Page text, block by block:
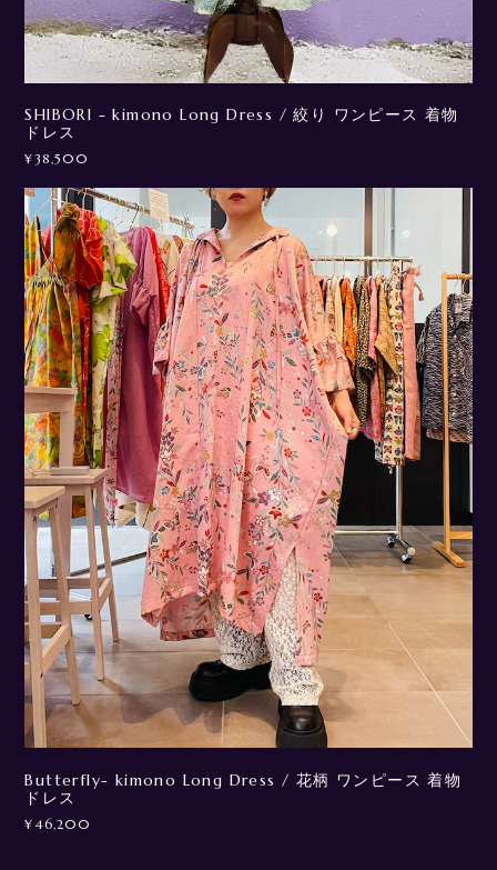
SHIBORI - kimono Long Dress / 絞り ワンピース 着物
ドレス
¥38,500
Butterfly- kimono Long Dress / 花柄 ワンピース 着物
ドレス
¥46,200